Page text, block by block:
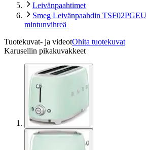
Leivänpaahtimet
Smeg Leivänpaahdin
mintunvihreä
Tuotekuvat- ja videotOhita tuotekuvat
Karusellin pikakuvakkeet